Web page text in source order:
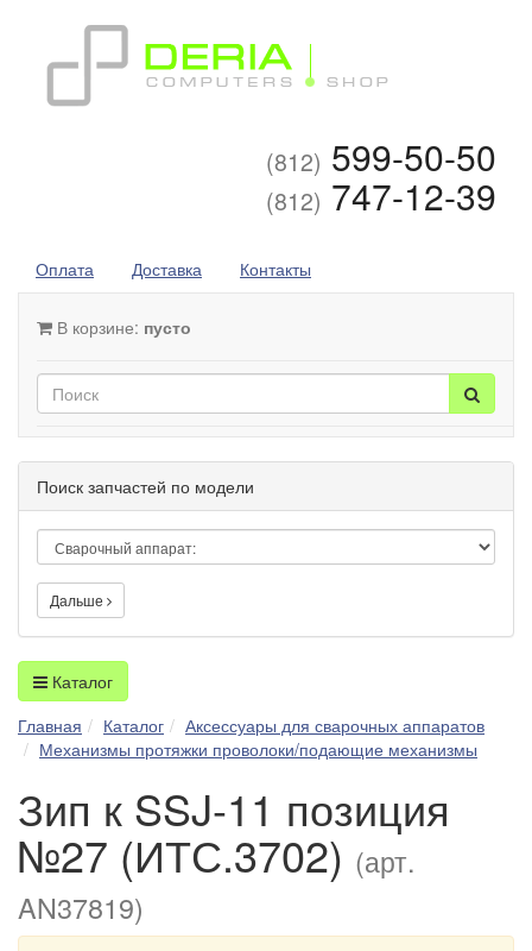
(812) 599-50-50
(812) 747-12-39
Оплата Доставка Контакты
В корзине: пусто
Поиск запчастей по модели
Дальше
Каталог
Главная
Каталог
Аксессуары для сварочных аппаратов
Механизмы протяжки проволоки/подающие механизмы
Зип к SSJ-11 позиция
№27 (ИТС.3702) (арт.
AN37819)